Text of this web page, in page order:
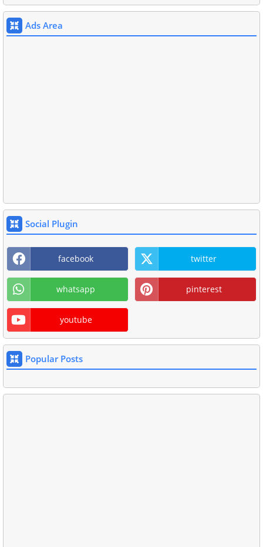
Ads Area
Social Plugin
facebook twitter
whatsapp pinterest
youtube
Popular Posts